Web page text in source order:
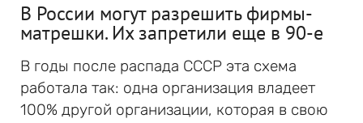
В России могут разрешить фирмы-
матрешки. Их запретили еще в 90-е
В годы после распада СССР эта схема
работала так: одна организация владеет
100% другой организации, которая в свою